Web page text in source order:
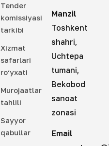
Tender
komissiyasi
tarkibi
Xizmat
safarlari
ro‘yxati
Murojaatlar
tahlili
Sayyor
qabullar
Manzil
Toshkent
shahri,
Uchtepa
tumani,
Bekobod
sanoat
zonasi
Email